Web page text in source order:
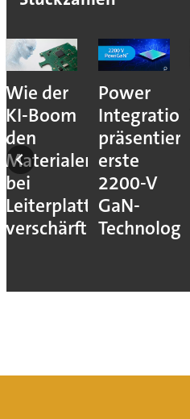
Wie der
KI-Boom
den
Materialengpass
bei
Leiterplatten
verschärft
Power
präsentiert
erste
2200-V
GaN-
Technologie